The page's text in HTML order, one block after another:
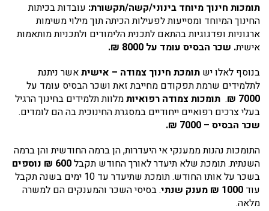
תומכות חינוך מיוחד בינוני/קשה/תקשורת: עובדות בכיתות
החינוך המיוחד ומסייעות לפעילות הכיתה תוך מילוי משימות
ארגוניות ופדגוגיות בהתאם לתכנית הלימודים ולתכניות מותאמות
אישית. שכר הבסיס עומד על 8000 ₪.
בנוסף לאלו יש תומכת חינוך צמודה – אישיתאשר ניתנת
לתלמידים שרמת תפקודם מחייבת זאת ושכר הבסיס עומד על
7000 ₪
. תומכות צמודה רפואיותמלוות תלמידים בחינוך הרגיל
בעלי צרכים רפואיים ייחודיים במסגרת החינוכית בה הם לומדים.
שכר הבסיס – 7000 ₪.
התומכות נהנות ממענקי אי היעדרות, הן ברמה החודשית והן ברמה
השנתית. תומכת שלא תיעדר לאורך החודש תקבל600 ₪ נוספים
בשכר על אותו החודש. תומכת שתיעדר עד 10 ימים בשנה תקבל
עוד 1000 ₪ מענק שנתי
. בסיסי השכר והמענקים הם למשרה
מלאה.